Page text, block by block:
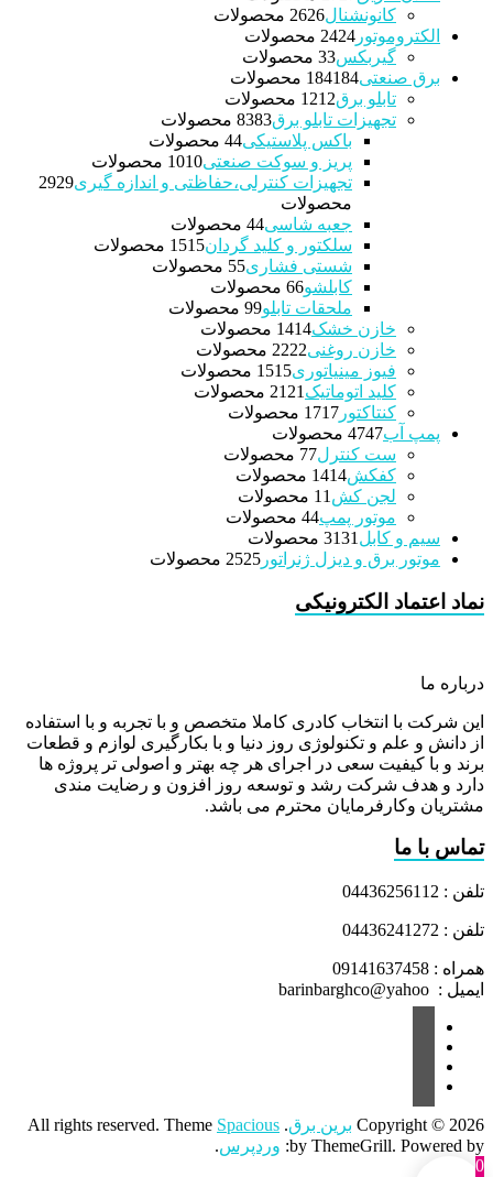
کانونشنال
2626 محصولات
الکتروموتور
2424 محصولات
گیربکس 33 محصولات
برق صنعتی
184184 محصولات
تابلو برق
1212 محصولات
تجهیزات تابلو برق
8383 محصولات
باکس پلاستیکی 44 محصولات
پریز و سوکت صنعتی
1010 محصولات
تجهیزات کنترلی،حفاظتی و اندازه گیری
2929
محصولات
جعبه شاسی 44 محصولات
سلکتور و کلید گردان
1515 محصولات
شستی فشاری 55 محصولات
کابلشو 66 محصولات
ملحقات تابلو 99 محصولات
خازن خشک
1414 محصولات
خازن روغنی
2222 محصولات
فیوز مینیاتوری
1515 محصولات
کلید اتوماتیک
21 21 محصولات
کنتاکتور
1717 محصولات
پمپ آب
4747 محصولات
ست کنترل 77 محصولات
کفکش
1414 محصولات
لجن کش
1 1 محصولات
موتور پمپ 44 محصولات
سیم و کابل
3131 محصولات
موتور برق و دیزل ژنراتور
2525 محصولات
نماد اعتماد الکترونیکی
درباره ما
این شرکت با انتخاب کادری کاملا متخصص و با تجربه و با استفاده
از دانش و علم و تکنولوژی روز دنیا و با بکارگیری لوازم و قطعات
برند و با کیفیت سعی در اجرای هر چه بهتر و اصولی تر پروژه ها
دارد و هدف شرکت رشد و توسعه روز افزون و رضایت مندی
مشتریان وکارفرمایان محترم می باشد.
تماس با ما
تلفن : 04436256112
تلفن : 04436241272
همراه : 09141637458
ایمیل : barinbarghco@yahoo
Copyright © 2026 برین برق. All rights reserved. Theme
Spacious
by ThemeGrill. Powered by: وردپرس.
0